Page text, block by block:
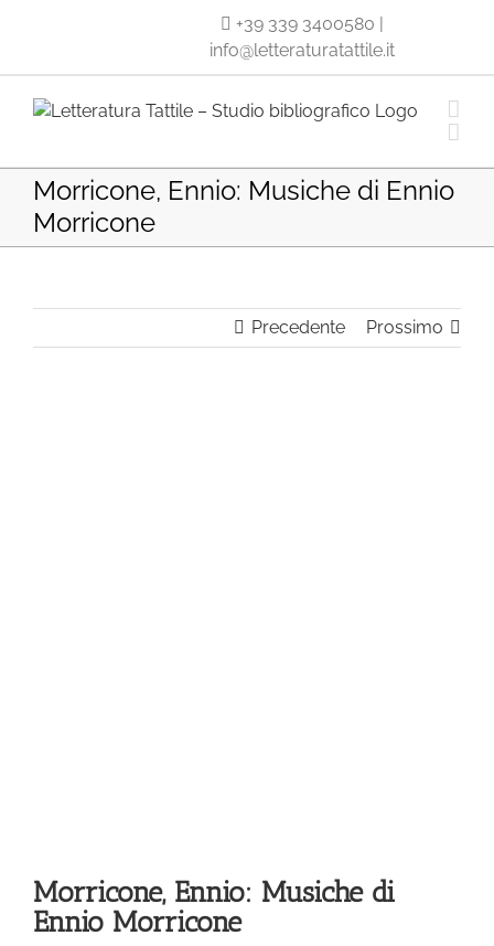
+39 339 3400580 |
info@letteraturatattile.it
Morricone, Ennio: Musiche di Ennio
Morricone
Precedente Prossimo
Morricone, Ennio: Musiche di
Ennio Morricone